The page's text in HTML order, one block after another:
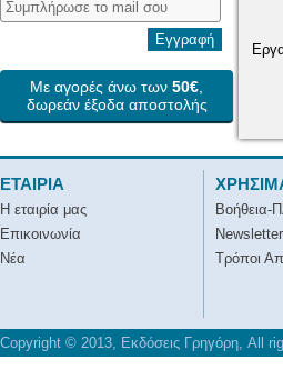
Εγγραφή
Με αγορές άνω των 50€
δωρεάν έξοδα αποστολής
ΕΤΑΙΡΙΑ
Η εταιρία μας
Επικοινωνία
Νέα
Βοήθεια-
Newsletter
Τρόποι
Copyright © 2013, Εκδόσεις Γρηγόρη, All